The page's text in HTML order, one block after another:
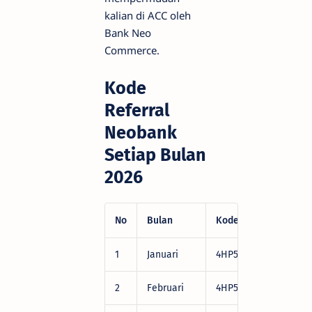
kalian di ACC oleh
Bank Neo
Commerce.
Kode
Referral
Neobank
Setiap Bulan
2026
No Bulan Kode Referral
1 Januari 4HP522
2 Februari 4HP522